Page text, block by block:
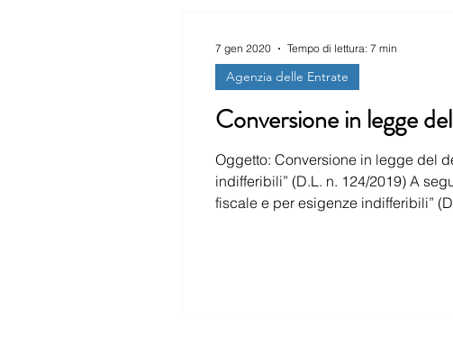
Conversione in legge
Oggetto: Conversione in legge del decreto
indifferibili” (D.L. n. 124/2019) A
fiscale e per esigenze indifferibili” (D.L. n. 124/
Agenzia delle Entrate
7 gen 2020 Tempo di lettura: 7 min